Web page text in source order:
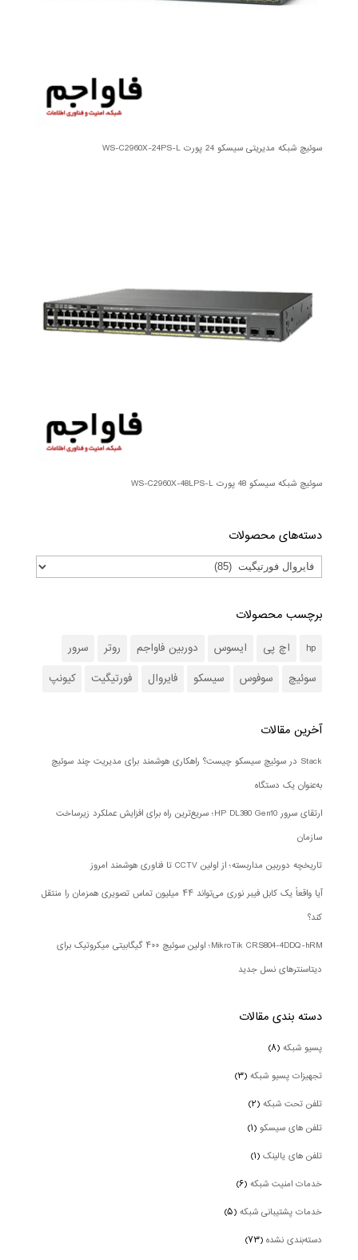
سوئیچ شبکه مدیریتی سیسکو 24 پورت WS-C2960X-24PS-L
سوئیچ شبکه سیسکو 48 پورت WS-C2960X-48LPS-L
دسته‌های محصولات
برچسب محصولات
hp اچ پی ایسوس دوربین فاواجم روتر
سرور
سوئیچ
سوفوس سیسکو فایروال فورتیگیت کیونپ
آخرین مقالات
Stack در سوئیچ سیسکو چیست؟ راهکاری هوشمند برای مدیریت چند سوئیچ
به‌عنوان یک دستگاه
ارتقای سرور HP DL380 Gen10؛ سریع‌ترین راه برای افزایش عملکرد زیرساخت
سازمان
تاریخچه دوربین مداربسته؛ از اولین CCTV تا فناوری هوشمند امروز
آیا واقعاً یک کابل فیبر نوری می‌تواند ۴۴ میلیون تماس تصویری همزمان را منتقل
کند؟
MikroTik CRS804-4DDQ-hRM؛ اولین سوئیچ ۴۰۰ گیگابیتی میکروتیک برای
دیتاسنترهای نسل جدید
دسته بندی‌ مقالات
پسیو شبکه(۸)
تجهیزات پسیو شبکه(۳)
تلفن تحت شبکه(۲)
تلفن های سیسکو(۱)
تلفن های یالینک(۱)
خدمات امنیت شبکه(۶)
خدمات پشتیبانی شبکه(۵)
دسته‌بندی نشده(۷۳)